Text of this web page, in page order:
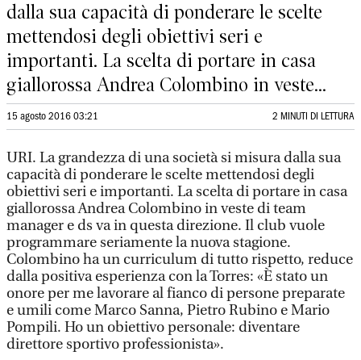
dalla sua capacità di ponderare le scelte
mettendosi degli obiettivi seri e
importanti. La scelta di portare in casa
giallorossa Andrea Colombino in veste...
15 agosto 2016 03:21 2 MINUTI DI LETTURA
URI. La grandezza di una società si misura dalla sua
capacità di ponderare le scelte mettendosi degli
obiettivi seri e importanti. La scelta di portare in casa
giallorossa Andrea Colombino in veste di team
manager e ds va in questa direzione. Il club vuole
programmare seriamente la nuova stagione.
Colombino ha un curriculum di tutto rispetto, reduce
dalla positiva esperienza con la Torres: «È stato un
onore per me lavorare al fianco di persone preparate
e umili come Marco Sanna, Pietro Rubino e Mario
Pompili. Ho un obiettivo personale: diventare
direttore sportivo professionista».